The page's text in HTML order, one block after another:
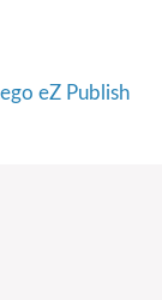
eZ Publish